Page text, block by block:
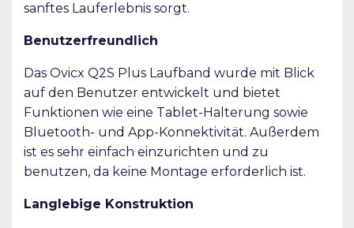
sanftes Lauferlebnis sorgt.
Benutzerfreundlich
Das Ovicx Q2S Plus Laufband wurde mit Blick
auf den Benutzer entwickelt und bietet
Funktionen wie eine Tablet-Halterung sowie
Bluetooth- und App-Konnektivität. Außerdem
ist es sehr einfach einzurichten und zu
benutzen, da keine Montage erforderlich ist.
Langlebige Konstruktion